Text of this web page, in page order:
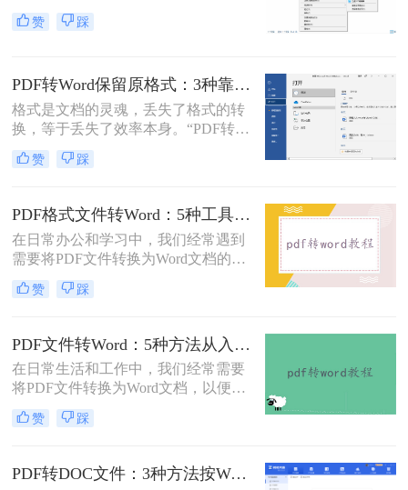
始就错了。”作为一名深耕电脑办公
软件领域多年的测评博主，小编每天
赞 踩
PDF转Word保留原格式：3种靠谱方法的关键参数配置！
格式是文档的灵魂，丢失了格式的转
换，等于丢失了效率本身。“PDF转完
Word，排版全乱了，还不如自己重打
一遍！”这是小编在后台收到最多的
域多年的测评博主，我深知一份格式
错乱、需要手动调整数小时的Word文
档，对职场人来说是多么糟糕的体
验。那么pdf转word如何保留原格式
呢？
赞 踩
PDF格式文件转Word：5种工具按文件来源和用途对照选择！
在日常办公和学习中，我们经常遇到
需要将PDF文件转换为Word文档的需
求。PDF格式的文件如何转Word一直
是困扰许多用户的难题。无论是需要
调整报告格式，掌握高效的PDF转
Word技巧都至关重要。本文将为您详
细介绍几种经过实践验证的有效方
法，帮助您快速解决格式转换问题。
赞 踩
PDF文件转Word：5种方法从入门到避坑的实操指南！
在日常生活和工作中，我们经常需要
将PDF文件转换为Word文档，以便于
编辑和修改。那么怎么把pdf文件转换
成word呢？本文将详细介绍几种将
助大家轻松应对这一需求。
赞 踩
PDF转DOC文件：3种方法按Word版本兼容性选择！